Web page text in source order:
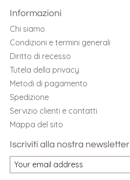
Informazioni
Chi siamo
Condizioni e termini generali
Diritto di recesso
Tutela della privacy
Metodi di pagamento
Spedizione
Servizio clienti e contatti
Mappa del sito
Iscriviti alla nostra newsletter